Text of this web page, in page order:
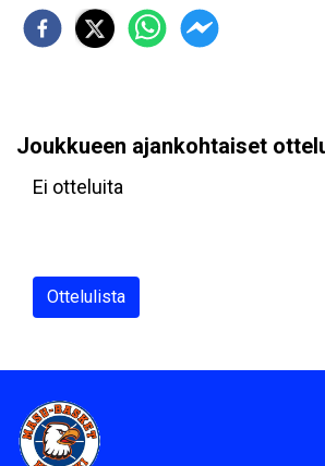
Joukkueen ajankohtaiset
Ei otteluita
Ottelulista